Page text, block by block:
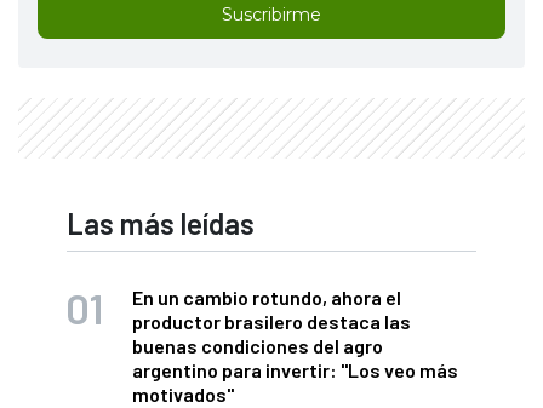
Suscribirme
Las más leídas
En un cambio rotundo, ahora el
productor brasilero destaca las
buenas condiciones del agro
argentino para invertir: "Los veo más
motivados"